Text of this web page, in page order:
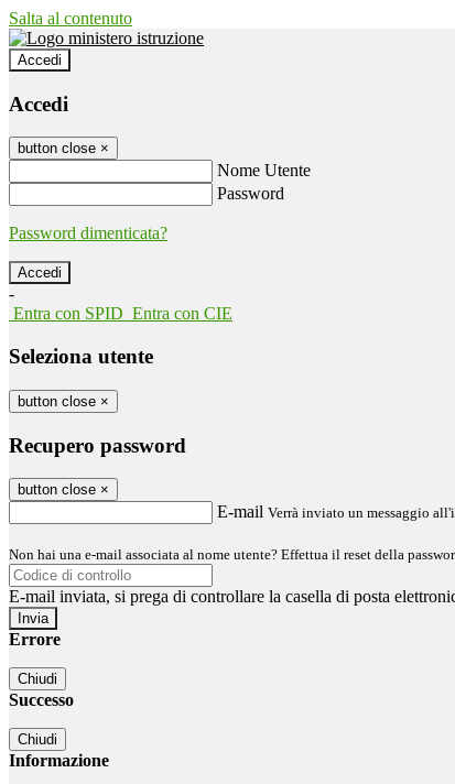
Salta al contenuto
Accedi
Accedi
button close ×
Nome Utente
Password
Password dimenticata?
-
Entra con SPID Entra con CIE
Seleziona utente
button close ×
Recupero password
button close ×
E-mail Verrà inviato un messaggio
Non hai una e-mail associata al nome utente? Effettua il reset della
E-mail inviata, si prega di controllare la casella di posta
Errore
Chiudi
Successo
Chiudi
Informazione